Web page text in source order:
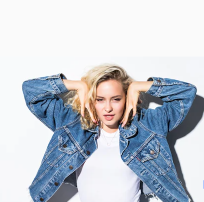
um deine beste
Mehr als 1 Million
Kreativen, Unternehmen,
Produkte
Spaces
KI-Assistent
KI-Bildgenerator
KI-Videogenerator
Stimmengenerator
Stock-Inhalte
Academy
Support
AGB
Originale
Cookie-